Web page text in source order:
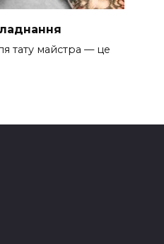
тату майстра — це